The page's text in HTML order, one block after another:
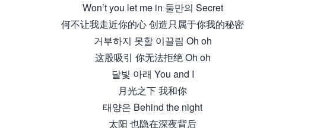
Won’t you let me in 둘만의 Secret
何不让我走近你的心 创造只属于你我的秘密
거부하지 못할 이끌림 Oh oh
这股吸引 你无法拒绝 Oh oh
달빛 아래 You and I
月光之下 我和你
태양은 Behind the night
太阳 也隐在深夜背后